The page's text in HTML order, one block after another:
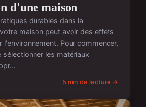
d'une maison
durables dans la
maison peut avoir des effets
l'environnement. Pour commencer,
sélectionner les matériaux
5 min de lecture →